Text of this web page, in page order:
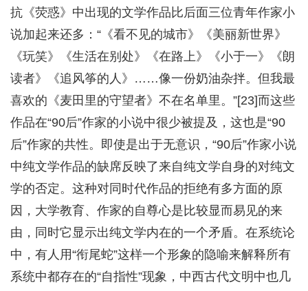
抗《荧惑》中出现的文学作品比后面三位青年作家小
说加起来还多：“《看不见的城市》《美丽新世界》
《玩笑》《生活在别处》《在路上》《小于一》《朗
读者》《追风筝的人》……像一份奶油杂拌。但我最
喜欢的《麦田里的守望者》不在名单里。”[23]而这些
作品在“90后”作家的小说中很少被提及，这也是“90
后”作家的共性。即使是出于无意识，“90后”作家小说
中纯文学作品的缺席反映了来自纯文学自身的对纯文
学的否定。这种对同时代作品的拒绝有多方面的原
因，大学教育、作家的自尊心是比较显而易见的来
由，同时它显示出纯文学内在的一个矛盾。在系统论
中，有人用“衔尾蛇”这样一个形象的隐喻来解释所有
系统中都存在的“自指性”现象，中西古代文明中也几